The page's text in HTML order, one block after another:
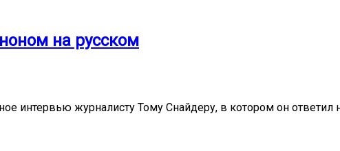
на русском
интервью журналисту Тому Снайдеру, в котором он